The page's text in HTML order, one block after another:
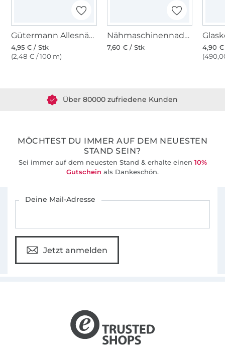
Gütermann Allesnäher (311) jeansblau
4,95 € / Stk
(2,48 € / 100 m)
Nähmaschinennadeln 130/705, Universal 70-100
7,60 € / Stk
4,90
MÖCHTEST DU IMMER AUF DEM NEUESTEN
STAND SEIN?
Sei immer auf dem neuesten Stand & erhalte einen 10%
Gutschein als Dankeschön.
Deine Mail-Adresse
Jetzt anmelden